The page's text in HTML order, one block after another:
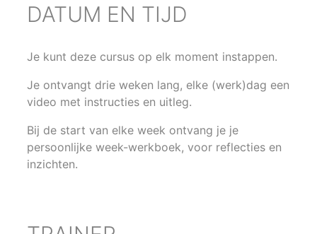
DATUM EN TIJD
Je kunt deze cursus op elk moment instappen.
Je ontvangt drie weken lang, elke (werk)dag een
video met instructies en uitleg.
Bij de start van elke week ontvang je je
persoonlijke week-werkboek, voor reflecties en
inzichten.